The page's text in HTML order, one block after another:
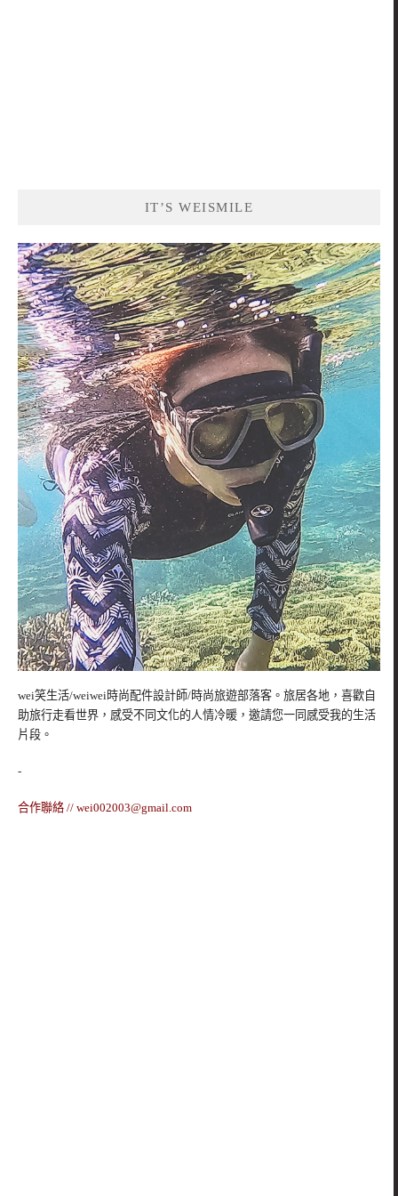
IT’S WEISMILE
wei笑生活/weiwei時尚配件設計師/時尚旅遊部落客。旅居各地，喜歡自
助旅行走看世界，感受不同文化的人情冷暖，邀請您一同感受我的生活
片段。
-
合作聯絡 // wei002003@gmail.com